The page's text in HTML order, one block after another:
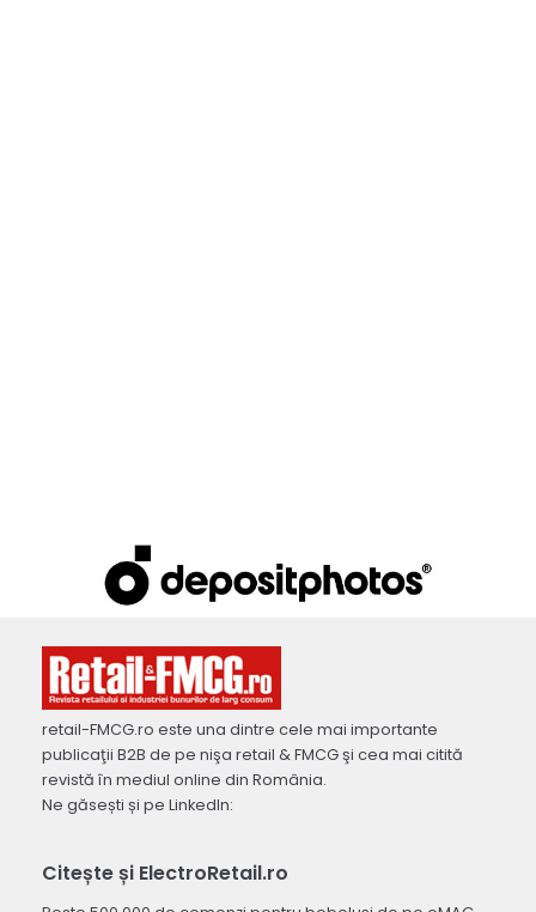
retail-FMCG.ro este una dintre cele mai importante
publicaţii B2B de pe nişa retail & FMCG şi cea mai citită
revistă în mediul online din România.
Ne găsești și pe LinkedIn:
Citește și ElectroRetail.ro